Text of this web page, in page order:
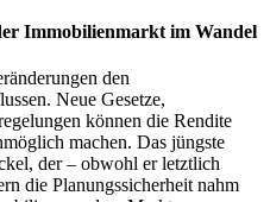
Immobilienmarkt im Wandel
den
Neue Gesetze,
können die Rendite
machen. Das jüngste
der – obwohl er letztlich
die Planungssicherheit nahm